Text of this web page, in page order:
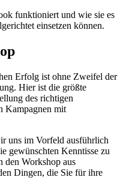
funktioniert und wie sie es
einsetzen können.
Erfolg ist ohne Zweifel der
Hier ist die größte
des richtigen
Kampagnen mit
uns im Vorfeld ausführlich
gewünschten Kenntisse zu
den Workshop aus
Dingen, die Sie für ihre